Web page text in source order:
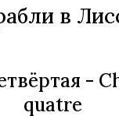
в
-
quatre